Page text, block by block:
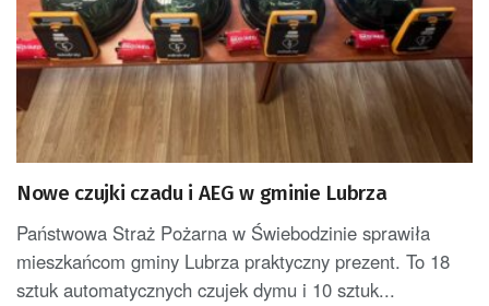
Nowe czujki czadu i AEG w gminie Lubrza
Państwowa Straż Pożarna w Świebodzinie sprawiła
mieszkańcom gminy Lubrza praktyczny prezent. To 18
sztuk automatycznych czujek dymu i 10 sztuk...